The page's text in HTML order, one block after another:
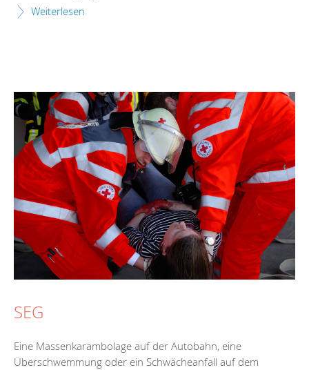
Weiterlesen
SEG
Eine Massenkarambolage auf der Autobahn, eine
Überschwemmung oder ein Schwächeanfall auf dem